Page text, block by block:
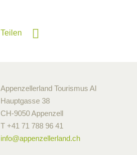
Teilen
Appenzellerland Tourismus AI
Hauptgasse 38
CH-9050 Appenzell
T +41 71 788 96 41
info@appenzellerland.ch